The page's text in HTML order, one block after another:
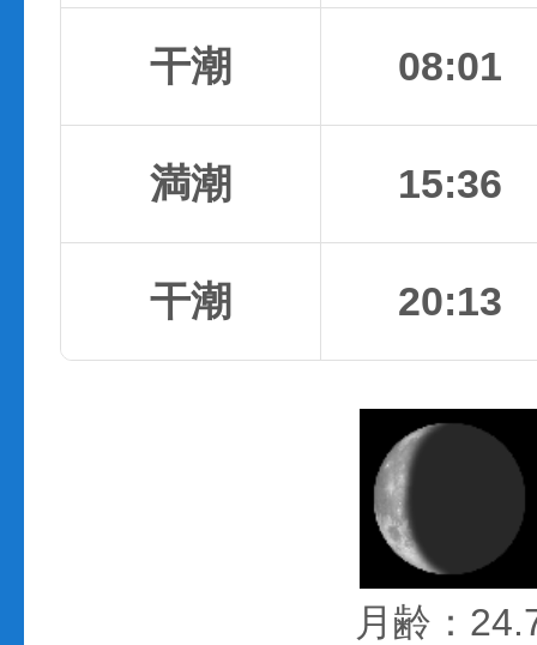
干潮 08:01
満潮 15:36
干潮 20:13
月齢：